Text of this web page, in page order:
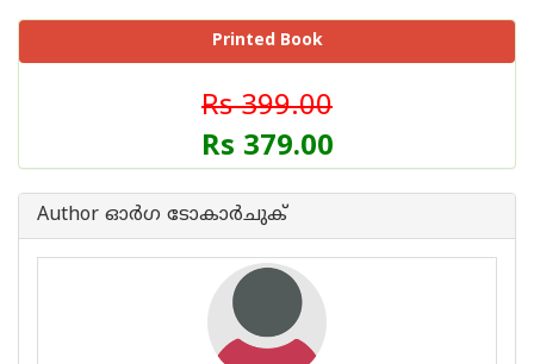
Printed Book
Rs 399.00
Rs 379.00
Author ഓര്‍ഗ ടോകാര്‍ചുക്